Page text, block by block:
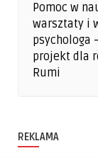
Pomoc w
warsztaty i
psychologa
projekt dla
Rumi
REKLAMA